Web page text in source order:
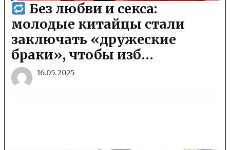
Без любви и секса:
молодые китайцы стали
заключать «дружеские
браки», чтобы изб…
16.05.2025